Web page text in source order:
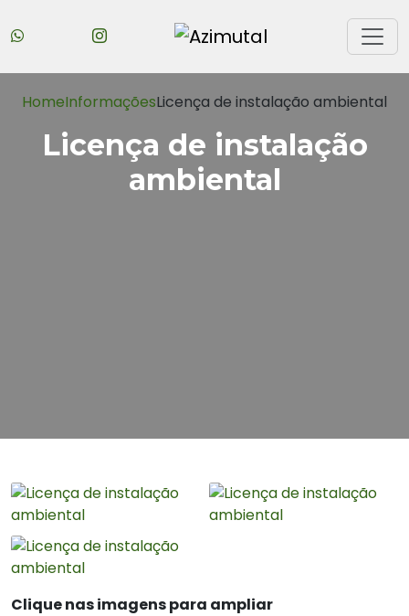
HomeInformaçõesLicença de instalação ambiental
Licença de instalação
ambiental
Clique nas imagens para ampliar